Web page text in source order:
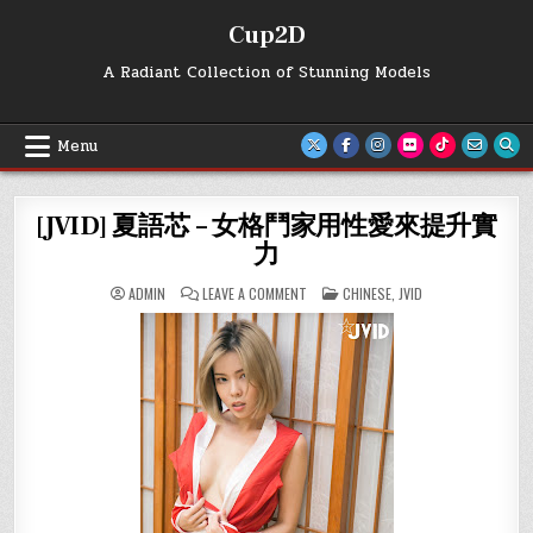
Cup2D
A Radiant Collection of Stunning Models
Menu
[JVID] 夏語芯 – 女格鬥家用性愛來提升實
力
ADMIN LEAVE A COMMENT
[JVID]
夏
語
芯
女
格
鬥
家
用
性
愛
來
提
升
實
POSTED
IN
CHINESE JVID